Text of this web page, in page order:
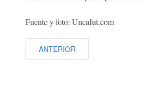
Fuente y foto: Uncafut.com
ANTERIOR